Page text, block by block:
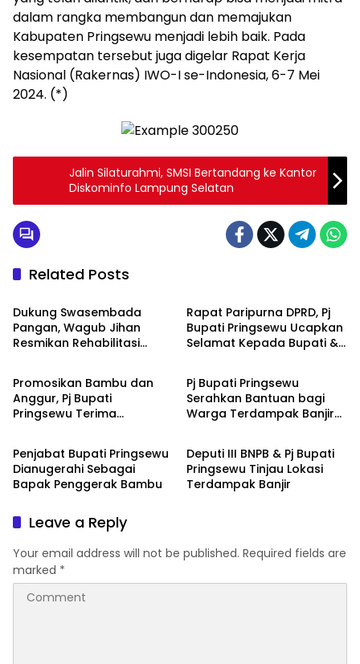
dalam rangka membangun dan memajukan
Kabupaten Pringsewu menjadi lebih baik. Pada
kesempatan tersebut juga digelar Rapat Kerja
Nasional (Rakernas) IWO-I se-Indonesia, 6-7 Mei
2024. (*)
Jalin Silaturahmi, SMSI Bertandang ke Kantor
Diskominfo Lampung Selatan
Related Posts
Layanan Publik
Dukung Swasembada
Pangan, Wagub Jihan
Resmikan Rehabilitasi
Rapat Paripurna DPRD, Pj
Bupati Pringsewu Ucapkan
Selamat Kepada Bupati &
Pringsewu
Promosikan Bambu dan
Anggur, Pj Bupati
Pringsewu Terima
Pringsewu
Pj Bupati Pringsewu
Serahkan Bantuan bagi
Warga Terdampak Banjir
Pringsewu
Penjabat Bupati Pringsewu
Dianugerahi Sebagai
Bapak Penggerak Bambu
Pringsewu
Deputi III BNPB & Pj Bupati
Pringsewu Tinjau Lokasi
Terdampak Banjir
Leave a Reply
Your email address will not be published. Required fields are
marked *